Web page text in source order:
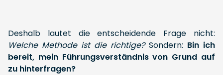
Deshalb lautet die entscheidende Frage nicht:
Welche Methode ist die richtige? Sondern: Bin ich
bereit, mein Führungsverständnis von Grund auf
zu hinterfragen?